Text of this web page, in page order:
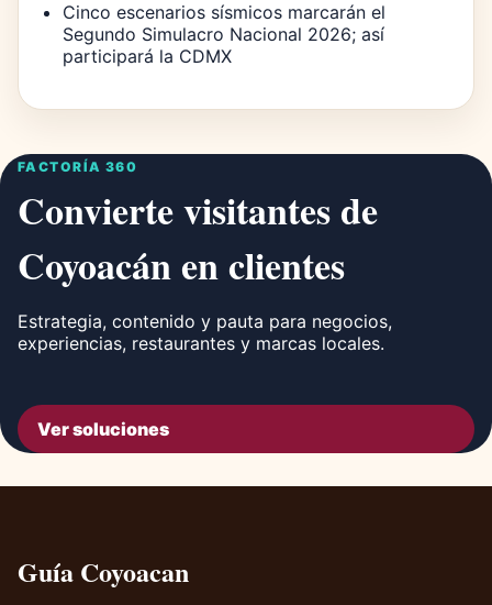
Cinco escenarios sísmicos marcarán el
Segundo Simulacro Nacional 2026; así
participará la CDMX
FACTORÍA 360
Convierte visitantes de
Coyoacán en clientes
Estrategia, contenido y pauta para negocios,
experiencias, restaurantes y marcas locales.
Ver soluciones
Guía Coyoacan